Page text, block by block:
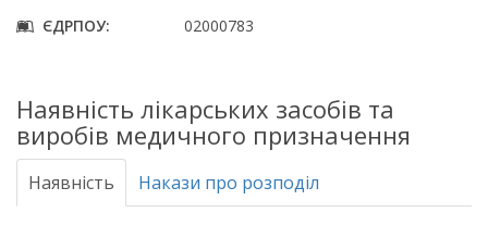
ЄДРПОУ: 02000783
Наявність лікарських засобів та
виробів медичного призначення
Наявність Накази про розподіл